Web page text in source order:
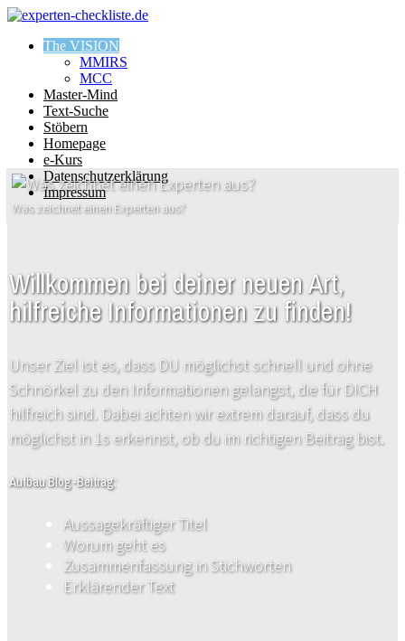
The VISION
MMIRS
MCC
Master-Mind
Text-Suche
Stöbern
Homepage
e-Kurs
Datenschutzerklärung
Impressum
Was zeichnet einen Experten aus?
Willkommen bei deiner neuen Art,
hilfreiche Informationen zu finden!
Unser Ziel ist es, dass DU möglichst schnell und ohne
Schnörkel zu den Informationen gelangst, die für DICH
hilfreich sind. Dabei achten wir extrem darauf, dass du
möglichst in 1s erkennst, ob du im richtigen Beitrag bist.
Aufbau Blog-Beitrag:
Aussagekräftiger Titel
Worum geht es
Zusammenfassung in Stichworten
Erklärender Text